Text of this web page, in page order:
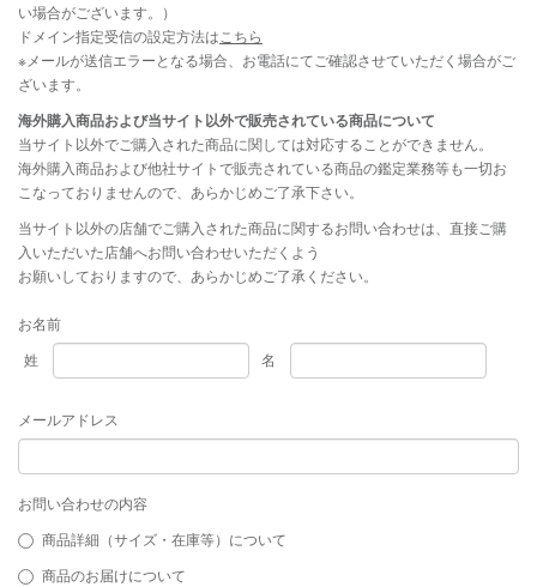
い場合がございます。）
ドメイン指定受信の設定方法はこちら
※メールが送信エラーとなる場合、お電話にてご確認させていただく場合がご
ざいます。
海外購入商品および当サイト以外で販売されている商品について
当サイト以外でご購入された商品に関しては対応することができません。
海外購入商品および他社サイトで販売されている商品の鑑定業務等も一切お
こなっておりませんので、あらかじめご了承下さい。
当サイト以外の店舗でご購入された商品に関するお問い合わせは、直接ご購
入いただいた店舗へお問い合わせいただくよう
お願いしておりますので、あらかじめご了承ください。
お名前
姓
名
メールアドレス
お問い合わせの内容
商品詳細（サイズ・在庫等）について
商品のお届けについて